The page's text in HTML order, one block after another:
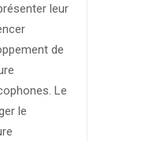
leur
de
Le
le